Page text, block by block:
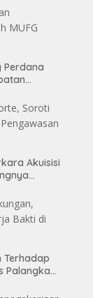
Perdana
Akuisisi
Terhadap
Palangka